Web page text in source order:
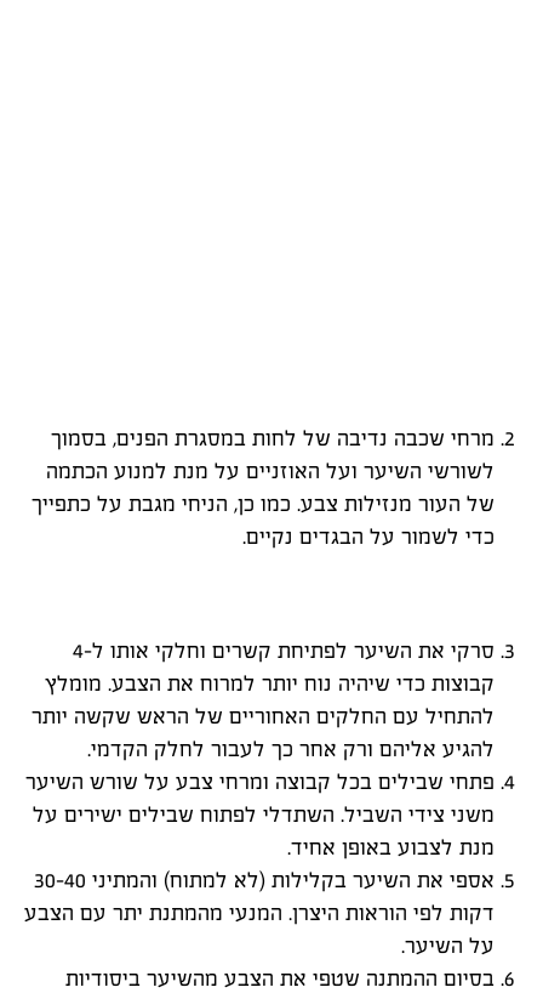
מרחי שכבה נדיבה של לחות במסגרת הפנים, בסמוך
לשורשי השיער ועל האוזניים על מנת למנוע הכתמה
של העור מנזילות צבע. כמו כן, הניחי מגבת על כתפייך
כדי לשמור על הבגדים נקיים.
סרקי את השיער לפתיחת קשרים וחלקי אותו ל-4
קבוצות כדי שיהיה נוח יותר למרוח את הצבע. מומלץ
להתחיל עם החלקים האחוריים של הראש שקשה יותר
להגיע אליהם ורק אחר כך לעבור לחלק הקדמי.
פתחי שבילים בכל קבוצה ומרחי צבע על שורש השיער
משני צידי השביל. השתדלי לפתוח שבילים ישירים על
מנת לצבוע באופן אחיד.
אספי את השיער בקלילות (לא למתוח) והמתיני 30-40
דקות לפי הוראות היצרן. המנעי מהמתנת יתר עם הצבע
על השיער.
בסיום ההמתנה שטפי את הצבע מהשיער ביסודיות